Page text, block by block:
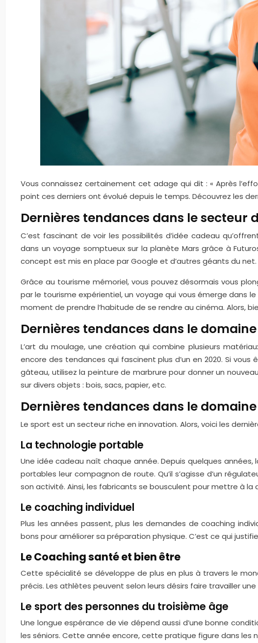
Vous connaissez certainement cet adage qui dit : « Après
point ces derniers ont évolué depuis le temps. Découvrez les
Dernières tendances dans le secteur
C’est fascinant de voir les possibilités d’idée cadeau
dans un voyage somptueux sur la planète Mars grâce à
concept est mis en place par Google et d’autres géants du net.
Grâce au tourisme mémoriel, vous pouvez désormais vous
par le tourisme expérientiel, un voyage qui vous émerge dans
moment de prendre l’habitude de se rendre au cinéma. Alors,
Dernières tendances dans le
L’art du moulage, une création qui combine plusieurs
encore des tendances qui fascinent plus d’un en 2020. Si
gâteau, utilisez la peinture de marbrure pour donner un
sur divers objets : bois, sacs, papier, etc.
Dernières tendances dans le
Le sport est un secteur riche en innovation. Alors, voici les
La technologie portable
Une idée cadeau naît chaque année. Depuis quelques
portables leur compagnon de route. Qu’il s’agisse d’un
son activité. Ainsi, les fabricants se bousculent pour mettre à la
Le coaching individuel
Plus les années passent, plus les demandes de coaching
bons pour améliorer sa préparation physique. C’est ce qui
Le Coaching santé et bien être
Cette spécialité se développe de plus en plus à travers le
précis. Les athlètes peuvent selon leurs désirs faire travailler
Le sport des personnes du troisième âge
Une longue espérance de vie dépend aussi d’une bonne
les séniors. Cette année encore, cette pratique figure dans les